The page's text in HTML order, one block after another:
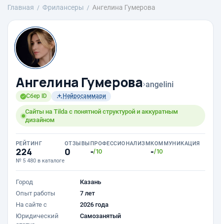
Главная Фрилансеры Ангелина Гумерова
Ангелина Гумерова›angelini
Сбер ID Нейросаммари
Сайты на Tilda с понятной структурой и аккуратным
дизайном
РЕЙТИНГ
224
№ 5 480 в каталоге
ОТЗЫВЫ
0
ПРОФЕССИОНАЛИЗМ
-/10
КОММУНИКАЦИЯ
-/10
Город
Казань
Опыт работы
7 лет
На сайте с
2026 года
Юридический
Самозанятый